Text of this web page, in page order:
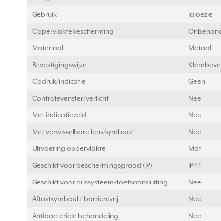
Gebruik Jaloezie
Oppervlaktebescherming
Materiaal Metaal
Bevestigingswijze
Opdruk/indicatie Geen
Controlevenster/verlicht Nee
Met indicatieveld Nee
Met verwisselbare lens/symbool Nee
Uitvoering oppervlakte Mat
Geschikt voor beschermingsgraad (IP) IP44
Geschikt voor bussysteem-toetsaansluiting Nee
Aftastsymbool / barrièrevrij Nee
Antibacteriële behandeling Nee